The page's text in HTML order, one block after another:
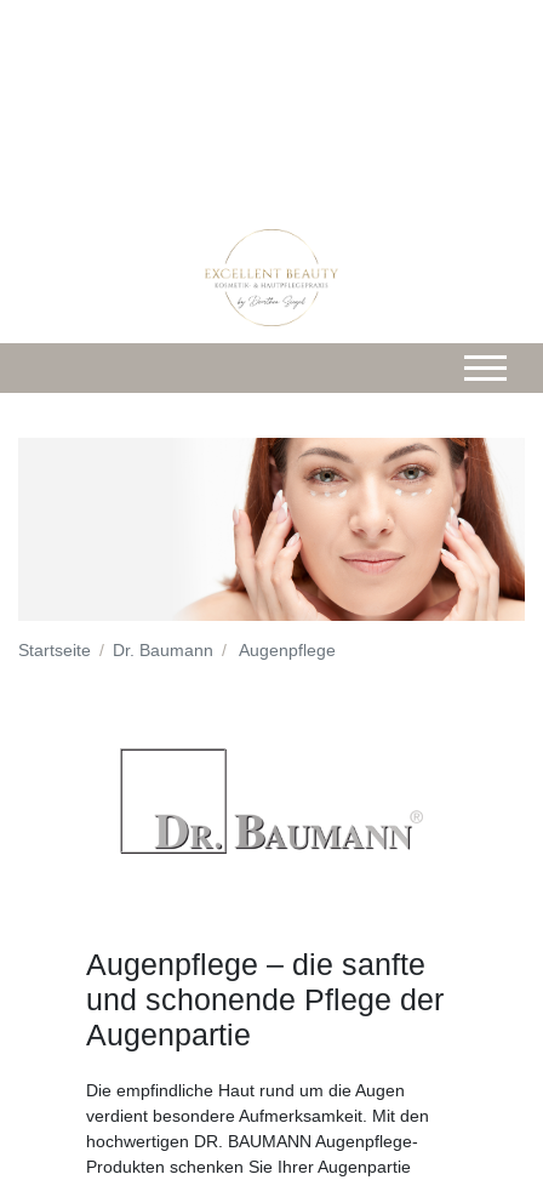
Startseite Dr. Baumann Augenpflege
Augenpflege – die sanfte
und schonende Pflege der
Augenpartie
Die empfindliche Haut rund um die Augen
verdient besondere Aufmerksamkeit. Mit den
hochwertigen DR. BAUMANN Augenpflege-
Produkten schenken Sie Ihrer Augenpartie